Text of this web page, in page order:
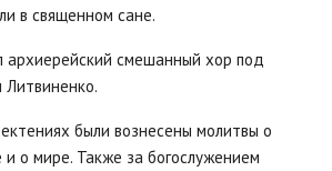
в священном сане.
архиерейский смешанный хор под
были вознесены молитвы о
и о мире. Также за богослужением